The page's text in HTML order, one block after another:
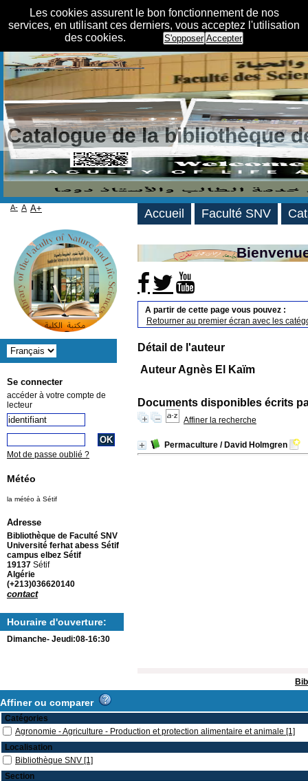
Les cookies assurent le bon fonctionnement de nos
services, en utilisant ces derniers, vous acceptez l'utilisation
des cookies.
S'opposer Accepter
Catalogue de la bibliothèque
A partir de cette page vous pouvez :
Retourner au premier écran avec les
Détail de l'auteur
Auteur Agnès El Kaïm
Documents disponibles écrits
Affiner la recherche
Permaculture / David Holmgren
Accueil Faculté SNV
A- A A+
Se connecter
accéder à votre compte de
lecteur
Mot de passe oublié ?
Météo
la météo à Sétif
Adresse
Bibliothèque de Faculté SNV
Université ferhat abess Sétif
campus elbez Sétif
19137 Sétif
Algérie
(+213)036620140
contact
Houraire d'ouverture:
Dimanche- Jeudi:08-16:30
Affiner ou comparer
Catégories
Agronomie - Agriculture - Production et protection alimentaire et animale [1]
Localisation
Bibliothèque SNV [1]
Section